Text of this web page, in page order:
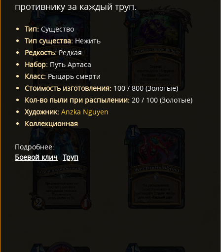
противнику за каждый труп.
Тип: Существо
Тип существа: Нежить
Редкость: Редкая
Набор: Путь Артаса
Класс: Рыцарь смерти
Стоимость изготовления: 100 / 800 (Золотые)
Кол-во пыли при распылении: 20 / 100 (Золотые)
Художник: Anzka Nguyen
Коллекционная
Подробнее:
Боевой клич Труп